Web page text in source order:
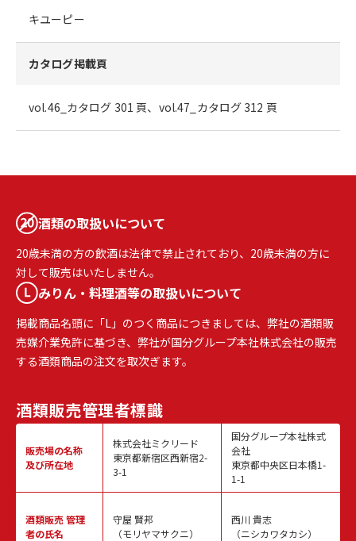
キユーピー
カタログ掲載頁
vol.46_カタログ 301 頁、vol.47_カタログ 312 頁
酒類の取扱いについて
20歳未満の方の飲酒は法律で禁止されており、20歳未満の方に
対して販売はいたしません。
みりん・料理酒等の取扱いについて
掲載商品名頭に「L」のつく商品につきましては、弊社の酒類販
売媒介業免許に基づき、弊社が国分グループ本社株式会社の販売
する酒類商品の注文を取次ぎます。
酒類販売管理者標識
販売場の名称
及び所在地
酒類販売管理
者の氏名
株式会社ミクリード
東京都新宿区西新宿2-
3-1
守屋 賢邦
（モリヤマサクニ）
国分グループ本社株式
会社
東京都中央区日本橋1-
1-1
西川 貴志
（ニシカワタカシ）